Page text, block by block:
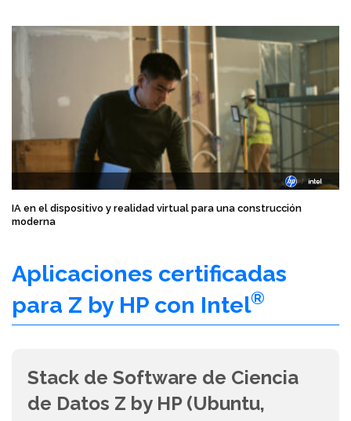
IA en el dispositivo y realidad virtual para una construcción
moderna
Aplicaciones certificadas
para Z by HP con Intel®
Stack de Software de Ciencia
de Datos Z by HP (Ubuntu,